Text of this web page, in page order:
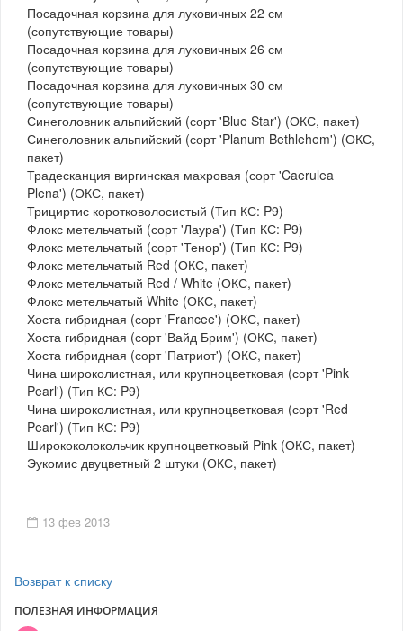
Посадочная корзина для луковичных 22 см
(сопутствующие товары)
Посадочная корзина для луковичных 26 см
(сопутствующие товары)
Посадочная корзина для луковичных 30 см
(сопутствующие товары)
Синеголовник альпийский (сорт 'Blue Star') (ОКС, пакет)
Синеголовник альпийский (сорт 'Planum Bethlehem') (ОКС,
пакет)
Традесканция виргинская махровая (сорт 'Caerulea
Plena') (ОКС, пакет)
Трициртис коротковолосистый (Тип КС: P9)
Флокс метельчатый (сорт 'Лаура') (Тип КС: P9)
Флокс метельчатый (сорт 'Тенор') (Тип КС: P9)
Флокс метельчатый Red (ОКС, пакет)
Флокс метельчатый Red / White (ОКС, пакет)
Флокс метельчатый White (ОКС, пакет)
Хоста гибридная (сорт 'Francee') (ОКС, пакет)
Хоста гибридная (сорт 'Вайд Брим') (ОКС, пакет)
Хоста гибридная (сорт 'Патриот') (ОКС, пакет)
Чина широколистная, или крупноцветковая (сорт 'Pink
Pearl') (Тип КС: P9)
Чина широколистная, или крупноцветковая (сорт 'Red
Pearl') (Тип КС: P9)
Ширококолокольчик крупноцветковый Pink (ОКС, пакет)
Эукомис двуцветный 2 штуки (ОКС, пакет)
13 фев 2013
Возврат к списку
ПОЛЕЗНАЯ ИНФОРМАЦИЯ